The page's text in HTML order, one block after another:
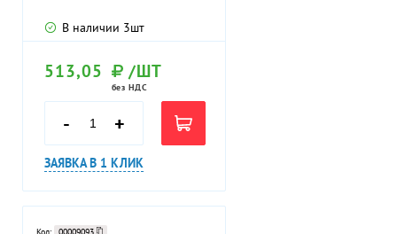
В наличии 3шт
513,05 /ШТ
без НДС
- +
ЗАЯВКА В 1 КЛИК
Код: 00009093